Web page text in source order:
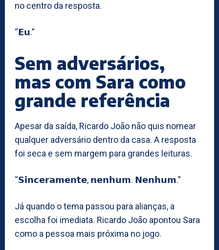
no centro da resposta.
“𝗘𝘂.”
Sem adversários,
mas com Sara como
grande referência
Apesar da saída, Ricardo João não quis nomear
qualquer adversário dentro da casa. A resposta
foi seca e sem margem para grandes leituras.
“𝗦𝗶𝗻𝗰𝗲𝗿𝗮𝗺𝗲𝗻𝘁𝗲, 𝗻𝗲𝗻𝗵𝘂𝗺. 𝗡𝗲𝗻𝗵𝘂𝗺.”
Já quando o tema passou para alianças, a
escolha foi imediata. Ricardo João apontou Sara
como a pessoa mais próxima no jogo.